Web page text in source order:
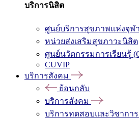
บริการนิสิต
ศูนย์บริการสุขภาพแห่งจุฬ
หน่วยส่งเสริมสุขภาวะนิสิต
ศูนย์นวัตกรรมการเรียนรู้
CUVIP
บริการสังคม
ย้อนกลับ
บริการสังคม
บริการทดสอบและวิชาการ